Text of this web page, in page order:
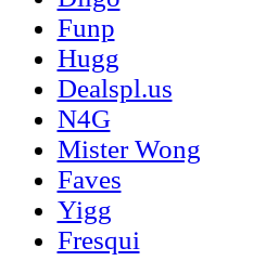
Funp
Hugg
Dealspl.us
N4G
Mister Wong
Faves
Yigg
Fresqui